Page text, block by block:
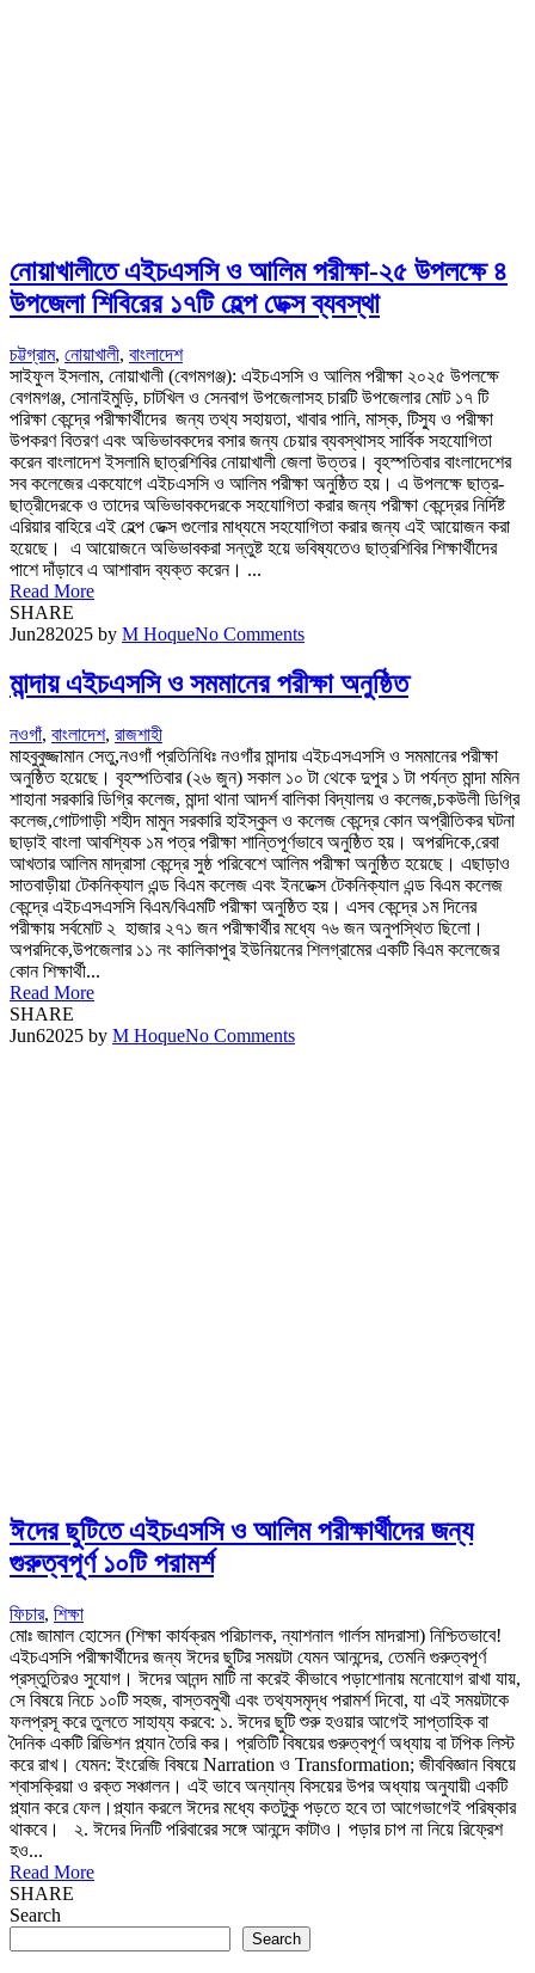
নোয়াখালীতে এইচএসসি ও আলিম পরীক্ষা-২৫ উপলক্ষে ৪
উপজেলা শিবিরের ১৭টি হেল্প ডেক্স ব্যবস্থা
চট্টগ্রাম, নোয়াখালী, বাংলাদেশ
সাইফুল ইসলাম, নোয়াখালী (বেগমগঞ্জ): এইচএসসি ও আলিম পরীক্ষা ২০২৫ উপলক্ষে
বেগমগঞ্জ, সোনাইমুড়ি, চাটখিল ও সেনবাগ উপজেলাসহ চারটি উপজেলার মোট ১৭ টি
পরিক্ষা কেন্দ্রে পরীক্ষার্থীদের জন্য তথ্য সহায়তা, খাবার পানি, মাস্ক, টিস্যু ও পরীক্ষা
উপকরণ বিতরণ এবং অভিভাবকদের বসার জন্য চেয়ার ব্যবস্থাসহ সার্বিক সহযোগিতা
করেন বাংলাদেশ ইসলামি ছাত্রশিবির নোয়াখালী জেলা উত্তর। বৃহস্পতিবার বাংলাদেশের
সব কলেজের একযোগে এইচএসসি ও আলিম পরীক্ষা অনুষ্ঠিত হয়। এ উপলক্ষে ছাত্র-
ছাত্রীদেরকে ও তাদের অভিভাবকদেরকে সহযোগিতা করার জন্য পরীক্ষা কেন্দ্রের নির্দিষ্ট
এরিয়ার বাহিরে এই হেল্প ডেক্স গুলোর মাধ্যমে সহযোগিতা করার জন্য এই আয়োজন করা
হয়েছে। এ আয়োজনে অভিভাবকরা সন্তুষ্ট হয়ে ভবিষ্যতেও ছাত্রশিবির শিক্ষার্থীদের
পাশে দাঁড়াবে এ আশাবাদ ব্যক্ত করেন। ...
Read More
SHARE
Jun282025 by M HoqueNo Comments
মান্দায় এইচএসসি ও সমমানের পরীক্ষা অনুষ্ঠিত
নওগাঁ, বাংলাদেশ, রাজশাহী
মাহবুবুজ্জামান সেতু,নওগাঁ প্রতিনিধিঃ নওগাঁর মান্দায় এইচএসএসসি ও সমমানের পরীক্ষা
অনুষ্ঠিত হয়েছে। বৃহস্পতিবার (২৬ জুন) সকাল ১০ টা থেকে দুপুর ১ টা পর্যন্ত মান্দা মমিন
শাহানা সরকারি ডিগ্রি কলেজ, মান্দা থানা আদর্শ বালিকা বিদ্যালয় ও কলেজ,চকউলী ডিগ্রি
কলেজ,গোটগাড়ী শহীদ মামুন সরকারি হাইস্কুল ও কলেজ কেন্দ্রে কোন অপ্রীতিকর ঘটনা
ছাড়াই বাংলা আবশ্যিক ১ম পত্র পরীক্ষা শান্তিপূর্ণভাবে অনুষ্ঠিত হয়। অপরদিকে,রেবা
আখতার আলিম মাদ্রাসা কেন্দ্রে সুষ্ঠ পরিবেশে আলিম পরীক্ষা অনুষ্ঠিত হয়েছে। এছাড়াও
সাতবাড়ীয়া টেকনিক্যাল এন্ড বিএম কলেজ এবং ইনডেক্স টেকনিক্যাল এন্ড বিএম কলেজ
কেন্দ্রে এইচএসএসসি বিএম/বিএমটি পরীক্ষা অনুষ্ঠিত হয়। এসব কেন্দ্রে ১ম দিনের
পরীক্ষায় সর্বমোট ২ হাজার ২৭১ জন পরীক্ষার্থীর মধ্যে ৭৬ জন অনুপস্থিত ছিলো।
অপরদিকে,উপজেলার ১১ নং কালিকাপুর ইউনিয়নের শিলগ্রামের একটি বিএম কলেজের
কোন শিক্ষার্থী...
Read More
SHARE
Jun62025 by M HoqueNo Comments
ঈদের ছুটিতে এইচএসসি ও আলিম পরীক্ষার্থীদের জন্য
গুরুত্বপূর্ণ ১০টি পরামর্শ
ফিচার, শিক্ষা
মোঃ জামাল হোসেন (শিক্ষা কার্যক্রম পরিচালক, ন্যাশনাল গার্লস মাদরাসা) নিশ্চিতভাবে!
এইচএসসি পরীক্ষার্থীদের জন্য ঈদের ছুটির সময়টা যেমন আনন্দের, তেমনি গুরুত্বপূর্ণ
প্রস্তুতিরও সুযোগ। ঈদের আনন্দ মাটি না করেই কীভাবে পড়াশোনায় মনোযোগ রাখা যায়,
সে বিষয়ে নিচে ১০টি সহজ, বাস্তবমুখী এবং তথ্যসমৃদ্ধ পরামর্শ দিবো, যা এই সময়টাকে
ফলপ্রসূ করে তুলতে সাহায্য করবে: ১. ঈদের ছুটি শুরু হওয়ার আগেই সাপ্তাহিক বা
দৈনিক একটি রিভিশন প্ল্যান তৈরি কর। প্রতিটি বিষয়ের গুরুত্বপূর্ণ অধ্যায় বা টপিক লিস্ট
করে রাখ। যেমন: ইংরেজি বিষয়ে Narration ও Transformation; জীববিজ্ঞান বিষয়ে
শ্বাসক্রিয়া ও রক্ত সঞ্চালন। এই ভাবে অন্যান্য বিসয়ের উপর অধ্যায় অনুযায়ী একটি
প্ল্যান করে ফেল।প্ল্যান করলে ঈদের মধ্যে কতটুকু পড়তে হবে তা আগেভাগেই পরিষ্কার
থাকবে। ২. ঈদের দিনটি পরিবারের সঙ্গে আনন্দে কাটাও। পড়ার চাপ না নিয়ে রিফ্রেশ
হও...
Read More
SHARE
Search
Search